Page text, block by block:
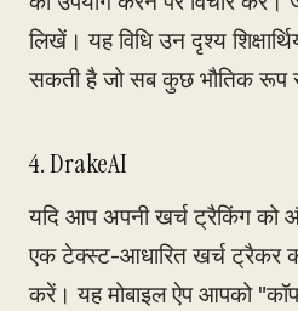
लिखें। यह विधि उन दृश्य
सकती है जो सब कुछ भौतिक रूप
4. DrakeAI
यदि आप अपनी खर्च ट्रैकिंग को
एक टेक्स्ट-आधारित खर्च ट्रैकर
करें। यह मोबाइल ऐप आपको